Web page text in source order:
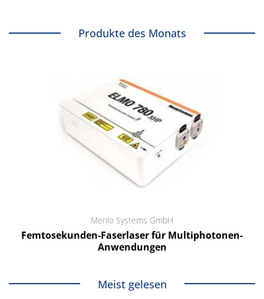
Produkte des Monats
Menlo Systems GmbH
Femtosekunden-Faserlaser für Multiphotonen-
Anwendungen
Meist gelesen